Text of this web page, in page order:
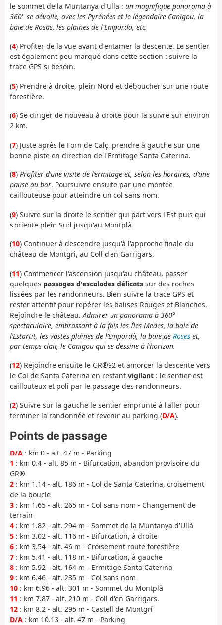
le sommet de la Muntanya d'Ulla : un magnifique panorama à
360° se dévoile, avec les Pyrénées et le légendaire Canigou, la
baie de Rosas, les plaines de l'Emporda, etc.
(4) Profiter de la vue avant d'entamer la descente. Le sentier
est également peu marqué dans cette section : suivre la
trace GPS si besoin.
(5) Prendre à droite, plein Nord et déboucher sur une route
forestière.
(6) Se diriger de nouveau à droite pour la suivre sur environ
2 km.
(7) Juste après le Forn de Calç, prendre à gauche sur une
bonne piste en direction de l'Ermitage Santa Caterina.
(8) Profiter d’une visite de l’ermitage et, selon les horaires, d’une
pause au bar. Poursuivre ensuite par une montée
caillouteuse pour atteindre un col sans nom.
(9) Suivre sur la droite le sentier qui part vers l'Est puis qui
s'oriente plein Sud jusqu'au Montplà.
(10) Continuer à descendre jusqu'à l'approche finale du
château de Montgri, au Coll d'en Garrigars.
(11) Commencer l'ascension jusqu'au château, passer
quelques passages d'escalades délicats sur des roches
lissées par les randonneurs. Bien suivre la trace GPS et
rester attentif pour repérer les balises Rouges et Blanches.
Rejoindre le château. Admirer un panorama à 360°
spectaculaire, embrassant à la fois les Îles Medes, la baie de
l’Estartit, les vastes plaines de l’Empordà, la baie de Roses et,
par temps clair, le Canigou qui se dessine à l’horizon.
(12) Rejoindre ensuite le GR®92 et amorcer la descente vers
le Col de Santa Caterina en restant vigilant : le sentier est
caillouteux et poli par le passage des randonneurs.
(2) Suivre sur la gauche le sentier emprunté à l'aller pour
terminer la randonnée et revenir au parking (D/A).
Points de passage
D/A : km 0 - alt. 47 m - Parking
1 : km 0.4 - alt. 85 m - Bifurcation, abandon provisoire du
GR®
2 : km 1.14 - alt. 186 m - Col de Santa Caterina, croisement
de la boucle
3 : km 1.65 - alt. 265 m - Col sans nom - Changement de
terrain
4 : km 1.82 - alt. 294 m - Sommet de la Muntanya d'Ullà
5 : km 3.02 - alt. 116 m - Bifurcation, à droite
6 : km 3.54 - alt. 46 m - Croisement route forestière
7 : km 5.41 - alt. 118 m - Bifurcation, à gauche
8 : km 5.92 - alt. 164 m - Ermitage Santa Caterina
9 : km 6.46 - alt. 235 m - Col sans nom
10 : km 6.96 - alt. 301 m - Sommet du Montplà
11 : km 7.87 - alt. 210 m - Coll d'en Garrigars.
12 : km 8.2 - alt. 295 m - Castell de Montgrí
D/A : km 10.13 - alt. 47 m - Parking